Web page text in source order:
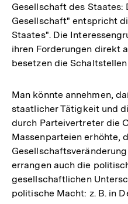
der
Fußnote
Gesellschaft des Staates:
Gesellschaft" entspricht
Staates". Die
ihren Forderungen direkt
besetzen die
Man könnte annehmen,
staatlicher Tätigkeit und
durch Parteivertreter die
Massenparteien erhöhte,
errangen auch die
gesellschaftlichen
politische Macht: z. B. in